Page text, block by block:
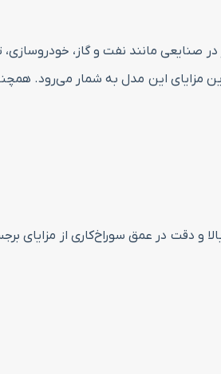
مانند نفت و گاز، خودروسازی،
مزایای این مدل به شمار
عمق بالا را دارد. کیفیت نهایی بالا و دقت در عمق